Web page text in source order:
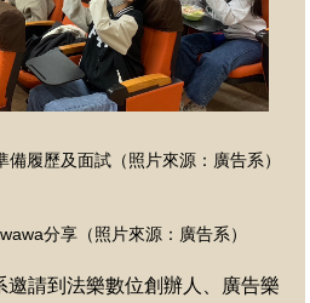
履歷及面試（照片來源：廣告系）
分享（照片來源：廣告系）
請到法樂數位創辦人、廣告樂